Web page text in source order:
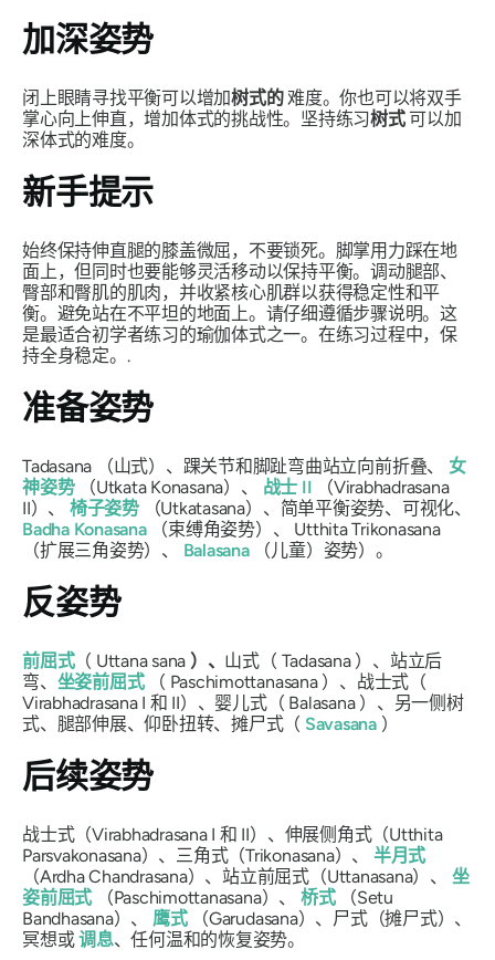
加深姿势
闭上眼睛寻找平衡可以增加树式的难度。你也可以将双手
掌心向上伸直，增加体式的挑战性。坚持练习树式 可以加
深体式的难度。
新手提示
始终保持伸直腿的膝盖微屈，不要锁死。脚掌用力踩在地
面上，但同时也要能够灵活移动以保持平衡。调动腿部、
臀部和臀肌的肌肉，并收紧核心肌群以获得稳定性和平
衡。避免站在不平坦的地面上。请仔细遵循步骤说明。这
是最适合初学者练习的瑜伽体式之一。在练习过程中，保
持全身稳定。.
准备姿势
Tadasana （山式）、踝关节和脚趾弯曲站立向前折叠、 女
神姿势（Utkata Konasana）、 战士 II （Virabhadrasana
II）、 椅子姿势（Utkatasana）、简单平衡姿势、可视化、
Badha Konasana （束缚角姿势）、 Utthita Trikonasana
（扩展三角姿势）、 Balasana （儿童）姿势）。
反姿势
前屈式（ Uttana sana ）、 山式（ Tadasana）、站立后
弯、 坐姿前屈式 （ Paschimottanasana）、战士式（
VirabhadrasanaI 和 II）、婴儿式（ Balasana）、另一侧树
式、腿部伸展、仰卧扭转、摊尸式（ Savasana ）
后续姿势
战士式（VirabhadrasanaI 和 II）、伸展侧角式（Utthita
Parsvakonasana）、三角式（Trikonasana）、 半月式
（Ardha Chandrasana）、站立前屈式（Uttanasana）、 坐
姿前屈式 （Paschimottanasana）、 桥式（Setu
Bandhasana）、 鹰式（Garudasana）、尸式（摊尸式）、
冥想或调息、任何温和的恢复姿势。